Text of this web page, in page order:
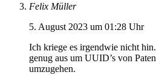
Felix Müller
5. August 2023 um 01:28 Uhr
Ich kriege es irgendwie nicht
genug aus um UUID’s von
umzugehen.